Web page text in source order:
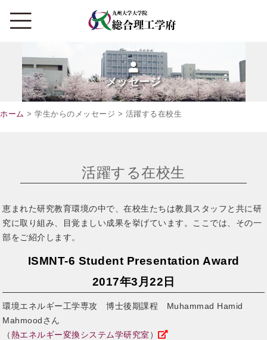
メッセージ
ホーム > 学生からのメッセージ > 活躍する在校生
活躍する在校生
恵まれた研究教育環境の中で、在校生たちは教員スタッフと共に研
究に取り組み、目覚ましい成果を挙げています。ここでは、その一
部をご紹介します。
ISMNT-6 Student Presentation Award
2017年3月22日
環境エネルギー工学専攻 博士後期課程 Muhammad Hamid
Mahmoodさん
（熱エネルギー変換システム学研究室 ）